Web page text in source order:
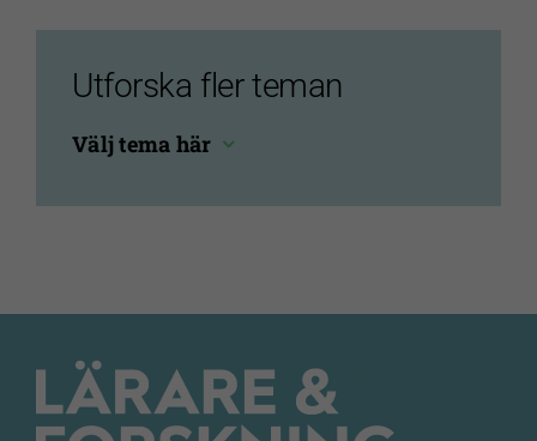
Utforska fler teman
Välj tema här
Upplevelse
webbplats
funktionalitet
att försvinna
från